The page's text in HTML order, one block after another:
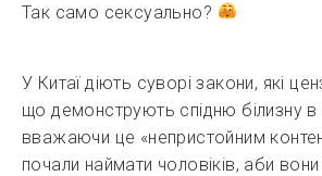
Так само сексуально?
У Китаї діють суворі закони, які
що демонструють спідню білизну в
вважаючи це «непристойним
почали наймати чоловіків, аби